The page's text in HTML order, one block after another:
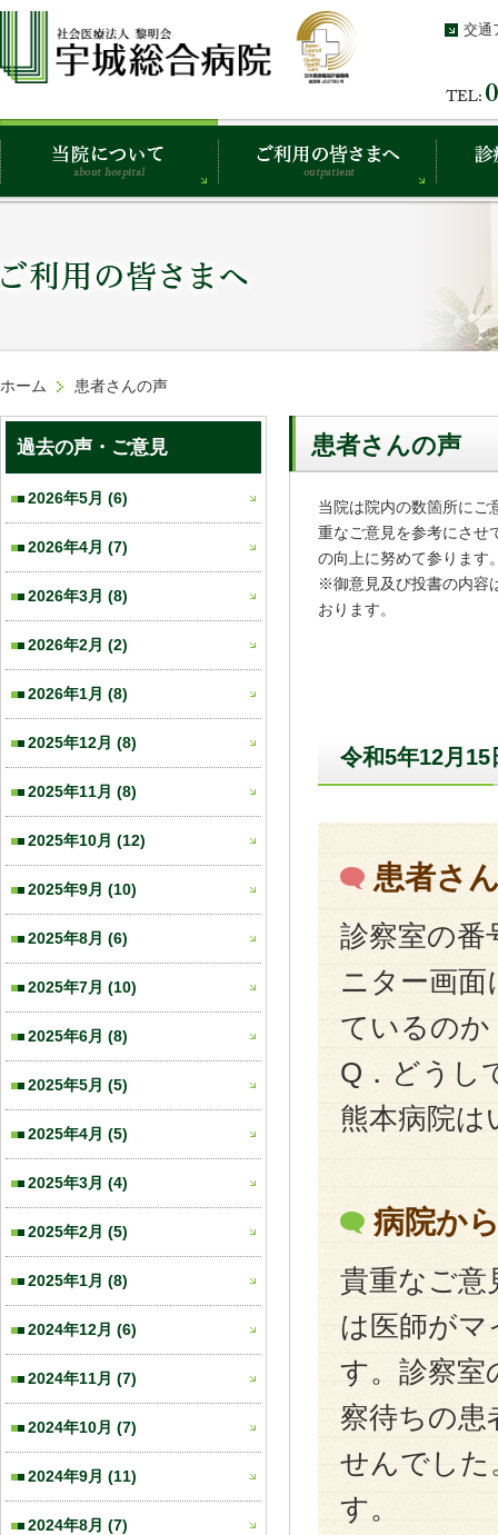
交通
ホーム 患者さんの声
患者さんの声
当院は院内の数箇所にご
重なご意見を参考にさせ
の向上に努めて参ります
※御意見及び投書の内容
おります。
令和5年12月15
患者さ
診察室の番
ニター画
ているの
Q．どうし
熊本病院
病院か
貴重なご意
は医師が
す。診察室
察待ちの患
せんでした
す。
過去の声・ご意見
2026年5月 (6)
2026年4月 (7)
2026年3月 (8)
2026年2月 (2)
2026年1月 (8)
2025年12月 (8)
2025年11月 (8)
2025年10月 (12)
2025年9月 (10)
2025年8月 (6)
2025年7月 (10)
2025年6月 (8)
2025年5月 (5)
2025年4月 (5)
2025年3月 (4)
2025年2月 (5)
2025年1月 (8)
2024年12月 (6)
2024年11月 (7)
2024年10月 (7)
2024年9月 (11)
2024年8月 (7)